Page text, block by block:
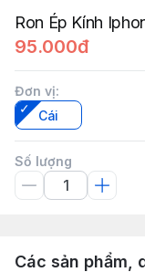
Ron Ép Kính
95.000đ
Đơn vị:
Cái
Số lượng
Các sản phẩm,